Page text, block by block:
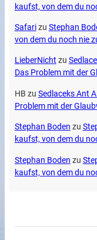
kaufst, von dem du
Safarizu Stephan
von dem du noch nie
LieberNicht zu
Das Problem mit der
HB zu Sedlaceks Ant
Problem mit der
Stephan Boden zu
kaufst, von dem du
Stephan Boden zu
kaufst, von dem du